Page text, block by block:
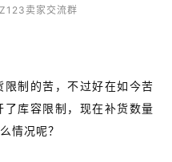
卖家交流群
制的苦，不过好在如今苦
库容限制，现在补货数量
情况呢？